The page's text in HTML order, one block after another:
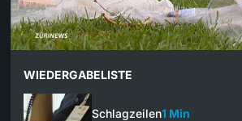
WIEDERGABELISTE
Schlagzeilen1 Min